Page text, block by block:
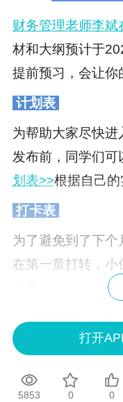
财务管理老师李斌
材和大纲预计于
提前预习，会让你
计划表
为帮助大家尽快
发布前，同学们可
划表>>根据自己的
打卡表
为了避免到了下个
在第一章打转，
天！
打开
5853 0 0